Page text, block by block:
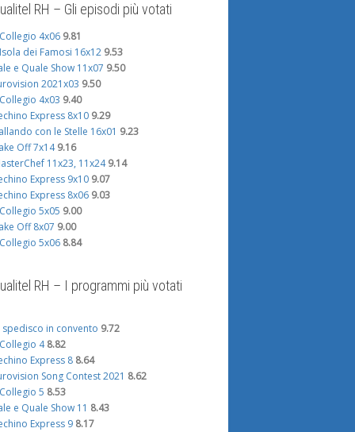
RH – Gli episodi più votati
4x06 9.81
dei Famosi 16x12 9.53
e Quale Show 11x07 9.50
2021x03 9.50
4x03 9.40
Express 8x10 9.29
con le Stelle 16x01 9.23
Off 7x14 9.16
11x23, 11x24 9.14
Express 9x10 9.07
Express 8x06 9.03
5x05 9.00
Off 8x07 9.00
5x06 8.84
RH – I programmi più votati
spedisco in convento 9.72
4 8.82
Express 8 8.64
Song Contest 2021 8.62
5 8.53
e Quale Show 11 8.43
Express 9 8.17